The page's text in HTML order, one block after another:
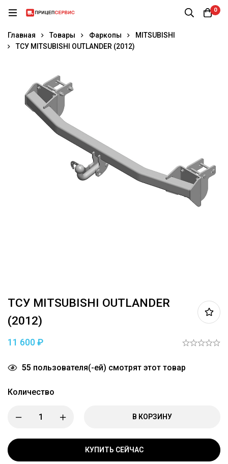
0
Главная Товары Фаркопы
MITSUBISHI
ТСУ MITSUBISHI OUTLANDER (2012)
ТСУ MITSUBISHI OUTLANDER
(2012)
11 600₽
55 пользователя(-ей) смотрят этот товар
Количество
В КОРЗИНУ
КУПИТЬ СЕЙЧАС